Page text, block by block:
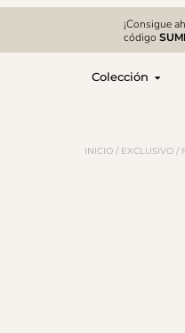
¡Consigue
código
Colección
INICIO / EXCLUSIVO /